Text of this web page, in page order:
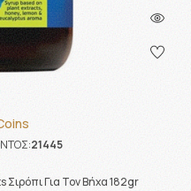
21445
Για Τον Βήχα 182gr